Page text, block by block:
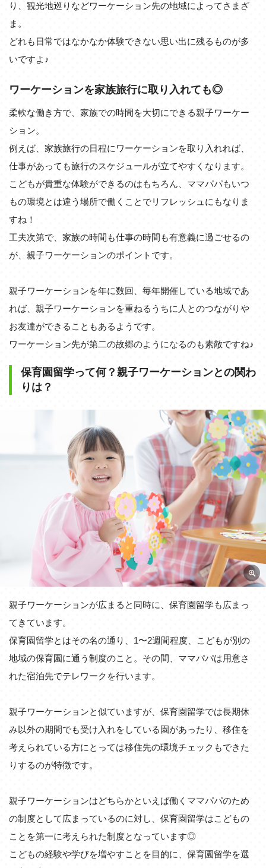
り、観光地巡りなどワーケーション先の地域によってさまざ
ま。
どれも日常ではなかなか体験できない思い出に残るものが多
いですよ♪
ワーケーションを家族旅行に取り入れても◎
柔軟な働き方で、家族での時間を大切にできる親子ワーケー
ション。
例えば、家族旅行の日程にワーケーションを取り入れれば、
仕事があっても旅行のスケジュールが立てやすくなります。
こどもが貴重な体験ができるのはもちろん、ママパパもいつ
もの環境とは違う場所で働くことでリフレッシュにもなりま
すね！
工夫次第で、家族の時間も仕事の時間も有意義に過ごせるの
が、親子ワーケーションのポイントです。
親子ワーケーションを年に数回、毎年開催している地域であ
れば、親子ワーケーションを重ねるうちに人とのつながりや
お友達ができることもあるようです。
ワーケーション先が第二の故郷のようになるのも素敵ですね♪
保育園留学って何？親子ワーケーションとの関わ
りは？
親子ワーケーションが広まると同時に、保育園留学も広まっ
てきています。
保育園留学とはその名の通り、1〜2週間程度、こどもが別の
地域の保育園に通う制度のこと。その間、ママパパは用意さ
れた宿泊先でテレワークを行います。
親子ワーケーションと似ていますが、保育園留学では長期休
み以外の期間でも受け入れをしている園があったり、移住を
考えられている方にとっては移住先の環境チェックもできた
りするのが特徴です。
親子ワーケーションはどちらかといえば働くママパパのため
の制度として広まっているのに対し、保育園留学はこどもの
ことを第一に考えられた制度となっています◎
こどもの経験や学びを増やすことを目的に、保育園留学を選